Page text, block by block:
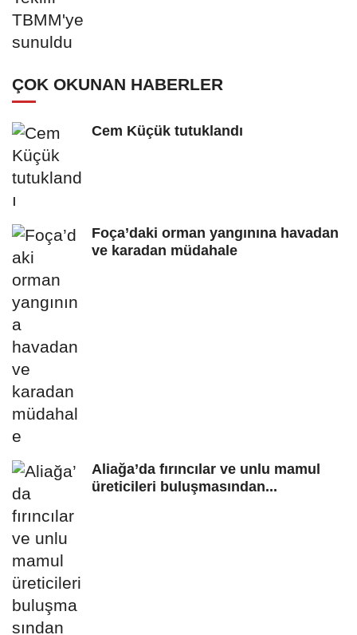
ÇOK OKUNAN HABERLER
Cem Küçük tutuklandı
Foça’daki orman yangınına havadan
ve karadan müdahale
Aliağa’da fırıncılar ve unlu mamul
üreticileri buluşmasından...